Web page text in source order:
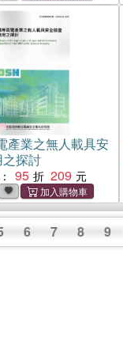
產業之無人載具安
探討
95 209
6 7 8 9